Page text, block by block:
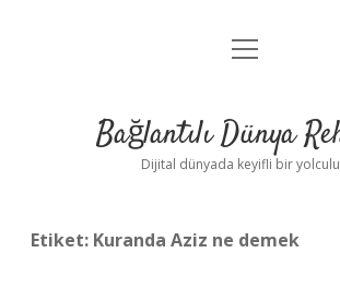
Anasayfa
Yasal Uyarı
menüyü
Bağlantılı Dünya
Dijital dünyada keyifli bir
Etiket: Kuranda Aziz ne demek